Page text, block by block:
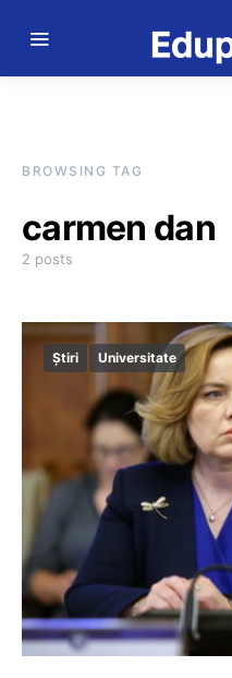
BROWSING TAG
carmen dan
2 posts
Știri Universitate